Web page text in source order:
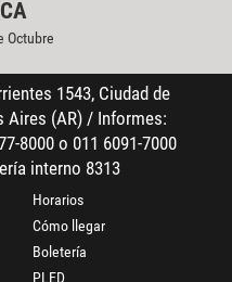
Octubre
1543, Ciudad de
Aires (AR) / Informes:
8000 o 011 6091-7000
interno 8313
Horarios
Cómo llegar
Boletería
PLED